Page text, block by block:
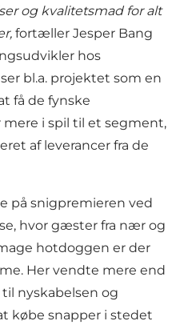
og kvalitetsmad for alt
fortæller Jesper Bang
hos
bl.a. projektet som en
få de fynske
i spil til et segment,
af leverancer fra de
på snigpremieren ved
hvor gæster fra nær og
hotdoggen er der
Her vendte mere end
nyskabelsen og
købe snapper i stedet